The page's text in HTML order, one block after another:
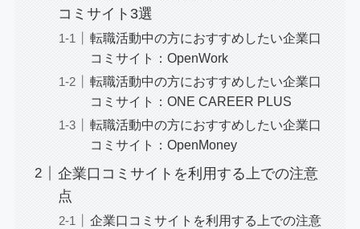
コミサイト3選
転職活動中の方におすすめしたい企業口
コミサイト：OpenWork
転職活動中の方におすすめしたい企業口
コミサイト：ONE CAREER PLUS
転職活動中の方におすすめしたい企業口
コミサイト：OpenMoney
企業口コミサイトを利用する上での注意
点
企業口コミサイトを利用する上での注意